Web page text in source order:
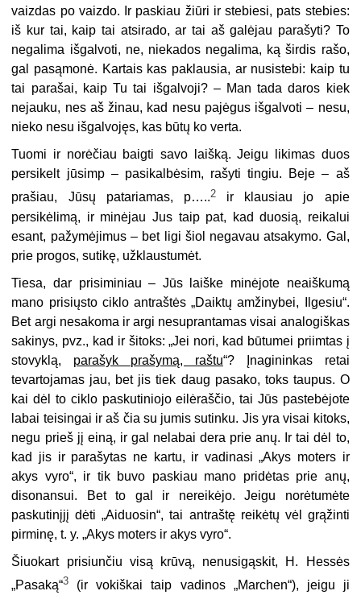
vaizdas po vaizdo. Ir paskiau žiūri ir stebiesi, pats stebies:
iš kur tai, kaip tai atsirado, ar tai aš galėjau parašyti? To
negalima išgalvoti, ne, niekados negalima, ką širdis rašo,
gal pasąmonė. Kartais kas paklausia, ar nusistebi: kaip tu
tai parašai, kaip Tu tai išgalvoji? – Man tada daros kiek
nejauku, nes aš žinau, kad nesu pajėgus išgalvoti – nesu,
nieko nesu išgalvojęs, kas būtų ko verta.
Tuomi ir norėčiau baigti savo laišką. Jeigu likimas duos
persikelt jūsimp – pasikalbėsim, rašyti tingiu. Beje – aš
prašiau, Jūsų patariamas, p…..2ir klausiau jo apie
persikėlimą, ir minėjau Jus taip pat, kad duosią, reikalui
esant, pažymėjimus – bet ligi šiol negavau atsakymo. Gal,
prie progos, sutikę, užklaustumėt.
Tiesa, dar prisiminiau – Jūs laiške minėjote neaiškumą
mano prisiųsto ciklo antraštės „Daiktų amžinybei, Ilgesiu“.
Bet argi nesakoma ir argi nesuprantamas visai analogiškas
sakinys, pvz., kad ir šitoks: „Jei nori, kad būtumei priimtas į
stovyklą, parašyk prašymą, raštu“? Įnagininkas retai
tevartojamas jau, bet jis tiek daug pasako, toks taupus. O
kai dėl to ciklo paskutiniojo eilėraščio, tai Jūs pastebėjote
labai teisingai ir aš čia su jumis sutinku. Jis yra visai kitoks,
negu prieš jį einą, ir gal nelabai dera prie anų. Ir tai dėl to,
kad jis ir parašytas ne kartu, ir vadinasi „Akys moters ir
akys vyro“, ir tik buvo paskiau mano pridėtas prie anų,
disonansui. Bet to gal ir nereikėjo. Jeigu norėtumėte
paskutinįjį dėti „Aiduosin“, tai antraštę reikėtų vėl grąžinti
pirminę, t. y. „Akys moters ir akys vyro“.
Šiuokart prisiunčiu visą krūvą, nenusigąskit, H. Hessės
„Pasaką“3 (ir vokiškai taip vadinos„Marchen“), jeigu ji